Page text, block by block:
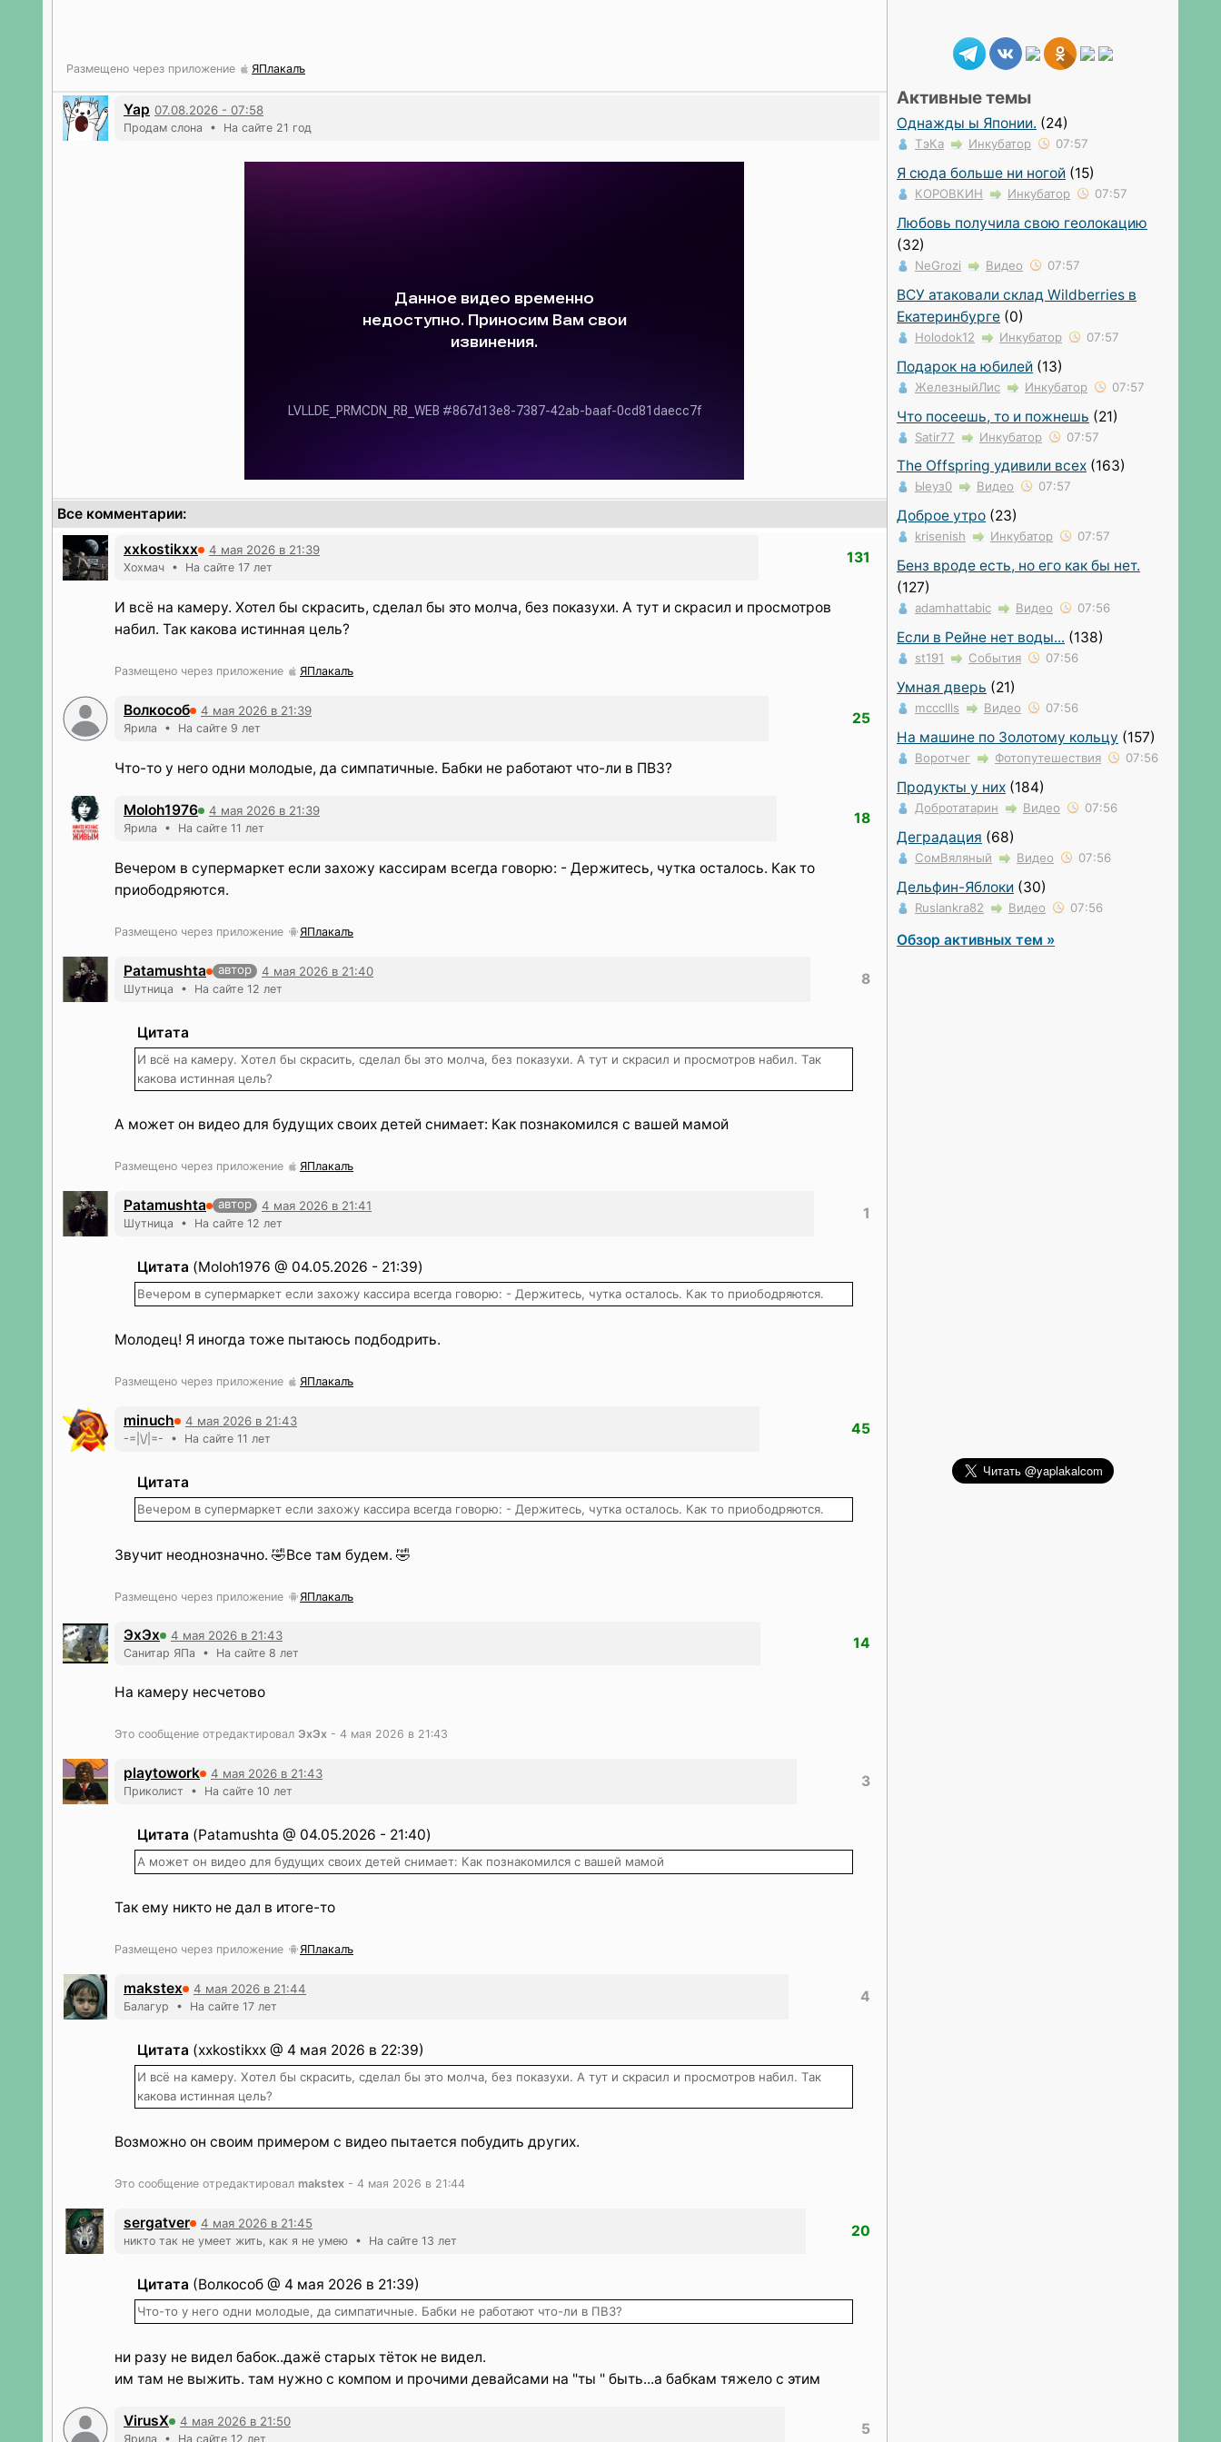
Размещено через приложение ЯПлакалъ
Yap 07.08.2026 - 07:58
Продам слона • На сайте 21 год
Все комментарии:
xxkostikxx 4 мая 2026 в 21:39
Хохмач • На сайте 17 лет
131
И всё на камеру. Хотел бы скрасить, сделал бы это молча, без показухи. А тут и скрасил и просмотров
набил. Так какова истинная цель?
Размещено через приложение ЯПлакалъ
Волкособ 4 мая 2026 в 21:39
Ярила • На сайте 9 лет
25
Что-то у него одни молодые, да симпатичные. Бабки не работают что-ли в ПВЗ?
Moloh1976 4 мая 2026 в 21:39
Ярила • На сайте 11 лет
18
Вечером в супермаркет если захожу кассирам всегда говорю: - Держитесь, чутка осталось. Как то
приободряются.
Размещено через приложение ЯПлакалъ
Patamushta автор 4 мая 2026 в 21:40
Шутница • На сайте 12 лет
8
Цитата
И всё на камеру. Хотел бы скрасить, сделал бы это молча, без показухи. А тут и скрасил и просмотров набил. Так
какова истинная цель?
А может он видео для будущих своих детей снимает: Как познакомился с вашей мамой
Размещено через приложение ЯПлакалъ
Patamushta автор 4 мая 2026 в 21:41
Шутница • На сайте 12 лет
1
Цитата (Moloh1976 @ 04.05.2026 - 21:39)
Вечером в супермаркет если захожу кассира всегда говорю: - Держитесь, чутка осталось. Как то приободряются.
Молодец! Я иногда тоже пытаюсь подбодрить.
Размещено через приложение ЯПлакалъ
minuch 4 мая 2026 в 21:43
-=|\/|=- • На сайте 11 лет
45
Цитата
Вечером в супермаркет если захожу кассира всегда говорю: - Держитесь, чутка осталось. Как то приободряются.
Звучит неоднозначно. 🤣Все там будем. 🤣
Размещено через приложение ЯПлакалъ
ЭхЭх 4 мая 2026 в 21:43
Санитар ЯПа • На сайте 8 лет
14
На камеру несчетово
Это сообщение отредактировал ЭхЭх - 4 мая 2026 в 21:43
playtowork 4 мая 2026 в 21:43
Приколист • На сайте 10 лет
3
Цитата (Patamushta @ 04.05.2026 - 21:40)
А может он видео для будущих своих детей снимает: Как познакомился с вашей мамой
Так ему никто не дал в итоге-то
Размещено через приложение ЯПлакалъ
makstex 4 мая 2026 в 21:44
Балагур • На сайте 17 лет
4
Цитата (xxkostikxx @ 4 мая 2026 в 22:39)
И всё на камеру. Хотел бы скрасить, сделал бы это молча, без показухи. А тут и скрасил и просмотров набил. Так
какова истинная цель?
Возможно он своим примером с видео пытается побудить других.
Это сообщение отредактировал makstex - 4 мая 2026 в 21:44
sergatver 4 мая 2026 в 21:45
никто так не умеет жить, как я не умею • На сайте 13 лет
20
Цитата (Волкособ @ 4 мая 2026 в 21:39)
Что-то у него одни молодые, да симпатичные. Бабки не работают что-ли в ПВЗ?
ни разу не видел бабок..дажё старых тёток не видел.
им там не выжить. там нужно с компом и прочими девайсами на "ты " быть...а бабкам тяжело с этим
VirusX 4 мая 2026 в 21:50
Ярила • На сайте 12 лет
5
Активные темы
Однажды ы Японии. (24)
ТэКа Инкубатор 07:57
Я сюда больше ни ногой (15)
КОРОВКИН Инкубатор 07:57
Любовь получила свою геолокацию
(32)
NeGrozi Видео 07:57
ВСУ атаковали склад Wildberries в
Екатеринбурге (0)
Holodok12 Инкубатор 07:57
Подарок на юбилей (13)
ЖелезныйЛис Инкубатор 07:57
Что посеешь, то и пожнешь (21)
Satir77 Инкубатор 07:57
The Offspring удивили всех (163)
Ыеуз0 Видео 07:57
Доброе утро (23)
krisenish Инкубатор 07:57
Бенз вроде есть, но его как бы нет.
(127)
adamhattabic Видео 07:56
Если в Рейне нет воды... (138)
st191 События 07:56
Умная дверь (21)
mcccllls Видео 07:56
На машине по Золотому кольцу (157)
Воротчег Фотопутешествия 07:56
Продукты у них (184)
Добротатарин Видео 07:56
Деградация (68)
СомВяляный Видео 07:56
Дельфин-Яблоки (30)
Ruslankra82 Видео 07:56
Обзор активных тем »